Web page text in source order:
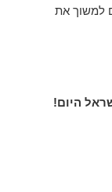
למשוך את
היום!